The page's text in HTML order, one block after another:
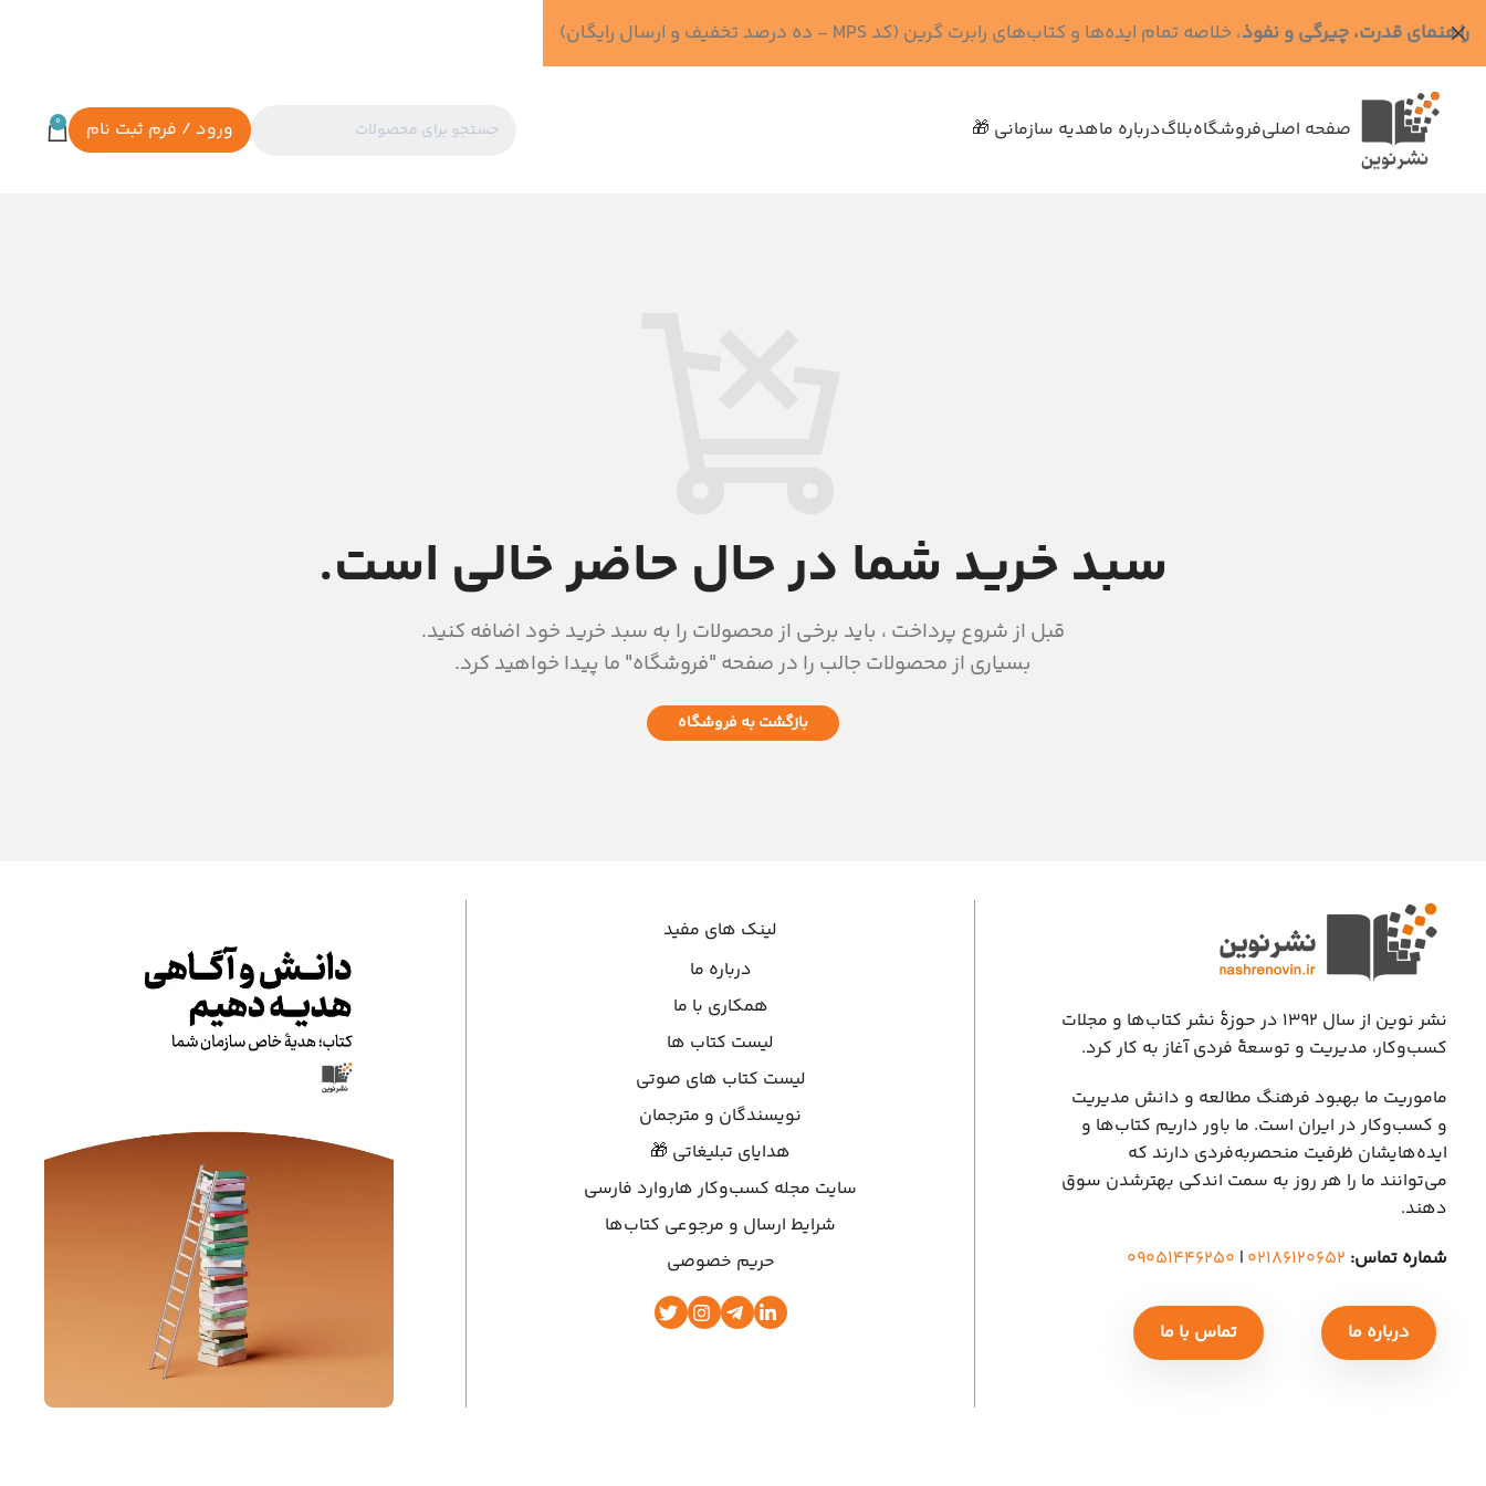
صفحه اصلیفروشگاهبلاگدرباره ماهدیه سازمانی 🎁 ورود / فرم ثبت نام 0
سبد خرید شما در حال حاضر خالی است.
قبل از شروع پرداخت ، باید برخی از محصولات را به سبد خرید خود اضافه کنید.
بسیاری از محصولات جالب را در صفحه "فروشگاه" ما پیدا خواهید کرد.
بازگشت به فروشگاه
نشر نوین از سال ۱۳۹۲ در حوزهٔ نشر کتاب‌ها و مجلات
کسب‌وکار، مدیریت و توسعهٔ فردی آغاز به کار کرد.
ماموریت ما بهبود فرهنگ مطالعه و دانش مدیریت
و کسب‌وکار در ایران است. ما باور داریم کتاب‌ها و
ایده‌هایشان ظرفیت منحصربه‌فردی دارند که
می‌توانند ما را هر روز به سمت اندکی بهتر‌شدن سوق
دهند.
شماره تماس: ۰۲۱۸۶۱۲۰۶۵۲ | ۰۹۰۵۱۴۴۶۲۵۰
درباره ما تماس با ما
لینک های مفید
درباره ما
همکاری با ما
لیست کتاب ها
لیست کتاب های صوتی
نویسندگان و مترجمان
هدایای تبلیغاتی 🎁
سایت مجله کسب‌وکار هاروارد فارسی
شرایط ارسال و مرجوعی کتاب‌ها
حریم خصوصی
راهنمای قدرت، چیرگی و نفوذ، خلاصه تمام ایده‌ها و کتاب‌های رابرت گرین (کد MPS - ده درصد تخفیف و ارسال رایگان)